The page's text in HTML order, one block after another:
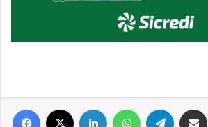
Facebook Linkedin WhatsAppTelegram